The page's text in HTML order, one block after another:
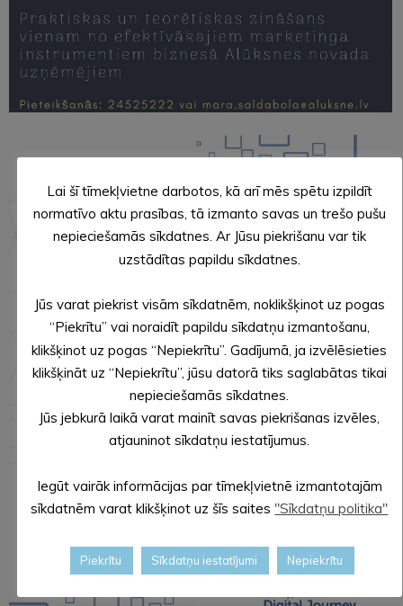
Lai šī tīmekļvietne darbotos, kā arī mēs spētu izpildīt
normatīvo aktu prasības, tā izmanto savas un trešo pušu
nepieciešamās sīkdatnes. Ar Jūsu piekrišanu var tik
uzstādītas papildu sīkdatnes.
Jūs varat piekrist visām sīkdatnēm, noklikšķinot uz pogas
“Piekrītu” vai noraidīt papildu sīkdatņu izmantošanu,
klikšķinot uz pogas “Nepiekrītu”. Gadījumā, ja izvēlēsieties
klikšķināt uz “Nepiekrītu”, jūsu datorā tiks saglabātas tikai
nepieciešamās sīkdatnes.
Jūs jebkurā laikā varat mainīt savas piekrišanas izvēles,
atjauninot sīkdatņu iestatījumus.
Iegūt vairāk informācijas par tīmekļvietnē izmantotajām
sīkdatnēm varat klikšķinot uz šīs saites "Sīkdatņu politika"
Piekrītu Sīkdatņu iestatījumi Nepiekrītu